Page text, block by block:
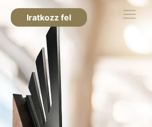
Iratkozz fel